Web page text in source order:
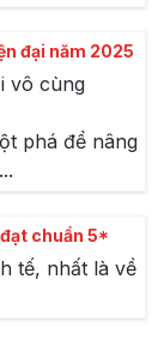
đại năm 2025
phá để nâng
chuẩn 5*
tế, nhất là về